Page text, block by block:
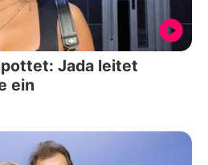
Jada leitet
ein